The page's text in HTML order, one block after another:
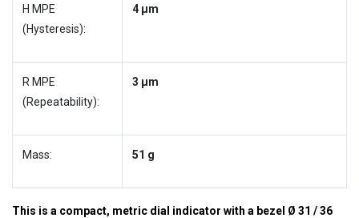
H MPE
(Hysteresis):
4 µm
R MPE
(Repeatability):
3 µm
Mass: 51 g
This is a compact, metric dial indicator with a bezel Ø 31 / 36